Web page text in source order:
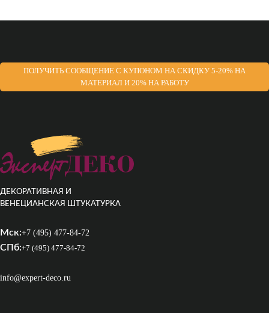
ПОЛУЧИТЬ СООБЩЕНИЕ С КУПОНОМ НА СКИДКУ 5-20% НА
МАТЕРИАЛ И 20% НА РАБОТУ
ДЕКОРАТИВНАЯ И
ВЕНЕЦИАНСКАЯ ШТУКАТУРКА
Мск:+7 (495) 477-84-72
СПб:+7 (495) 477-84-72
info@expert-deco.ru